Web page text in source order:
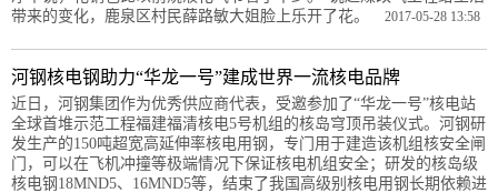
带来的变化，鹿泉区村民薛路敏大姐脸上乐开了花。 2017-05-28 13:58
河钢核电钢助力“华龙一号”建成世界一流核电品牌
近日，河钢集团作为优秀供应商代表，受邀参加了“华龙一号”核电站
全球首堆示范工程福建福清核电5号机组的核岛穹顶吊装仪式。河钢研
发生产的150吨超宽高延伸率核电用钢，专门用于建造该机组核安全闸
门，可以在飞机冲撞等极端情况下保证核电机组安全；研发的核岛级
核电钢18MND5、16MND5等，结束了我国高级别核电用钢长期依赖进